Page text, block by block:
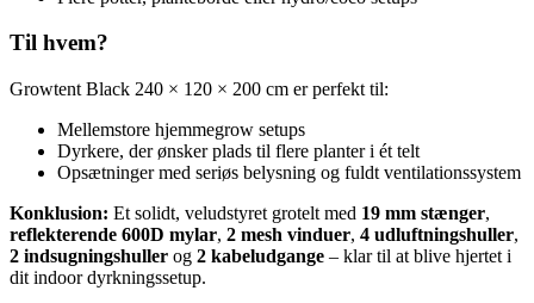
Til hvem?
Growtent Black 240 × 120 × 200 cm er perfekt til:
Mellemstore hjemmegrow setups
Dyrkere, der ønsker plads til flere planter i ét telt
Opsætninger med seriøs belysning og fuldt ventilationssystem
Konklusion: Et solidt, veludstyret grotelt med 19 mm stænger,
reflekterende 600D mylar, 2 mesh vinduer, 4 udluftningshuller,
2 indsugningshuller og 2 kabeludgange – klar til at blive hjertet i
dit indoor dyrkningssetup.